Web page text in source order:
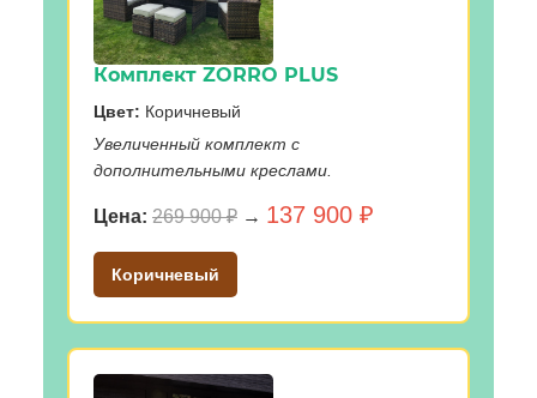
Комплект ZORRO PLUS
Цвет: Коричневый
Увеличенный комплект с
дополнительными креслами.
Цена: 269 900 ₽ → 137 900 ₽
Коричневый